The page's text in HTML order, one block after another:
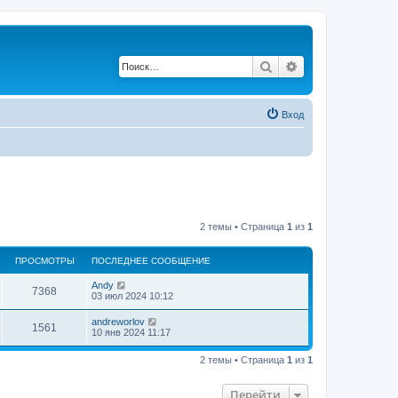
Поиск
Вход
2 темы • Страница 1 из 1
ПРОСМОТРЫ ПОСЛЕДНЕЕ СООБЩЕНИЕ
7368
Andy
03 июл 2024 10:12
1561
andreworlov
10 янв 2024 11:17
2 темы • Страница 1 из 1
Перейти